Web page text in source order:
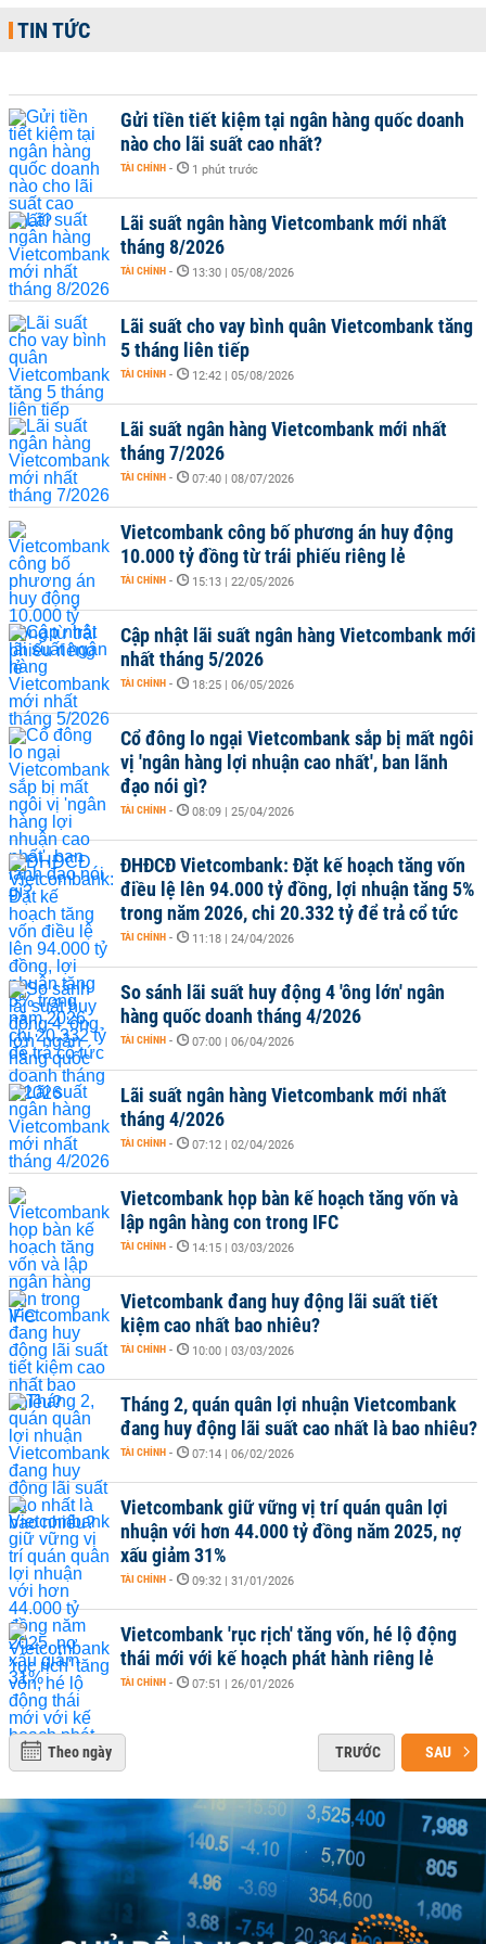
TIN TỨC
Gửi tiền tiết kiệm tại ngân hàng quốc doanh
nào cho lãi suất cao nhất?
TÀI CHÍNH - 1 phút trước
Lãi suất ngân hàng Vietcombank mới nhất
tháng 8/2026
TÀI CHÍNH - 13:30 | 05/08/2026
Lãi suất cho vay bình quân Vietcombank tăng
5 tháng liên tiếp
TÀI CHÍNH - 12:42 | 05/08/2026
Lãi suất ngân hàng Vietcombank mới nhất
tháng 7/2026
TÀI CHÍNH - 07:40 | 08/07/2026
Vietcombank công bố phương án huy động
10.000 tỷ đồng từ trái phiếu riêng lẻ
TÀI CHÍNH - 15:13 | 22/05/2026
Cập nhật lãi suất ngân hàng Vietcombank mới
nhất tháng 5/2026
TÀI CHÍNH - 18:25 | 06/05/2026
Cổ đông lo ngại Vietcombank sắp bị mất ngôi
vị 'ngân hàng lợi nhuận cao nhất', ban lãnh
đạo nói gì?
TÀI CHÍNH - 08:09 | 25/04/2026
ĐHĐCĐ Vietcombank: Đặt kế hoạch tăng vốn
điều lệ lên 94.000 tỷ đồng, lợi nhuận tăng 5%
trong năm 2026, chi 20.332 tỷ để trả cổ tức
TÀI CHÍNH - 11:18 | 24/04/2026
So sánh lãi suất huy động 4 'ông lớn' ngân
hàng quốc doanh tháng 4/2026
TÀI CHÍNH - 07:00 | 06/04/2026
Lãi suất ngân hàng Vietcombank mới nhất
tháng 4/2026
TÀI CHÍNH - 07:12 | 02/04/2026
Vietcombank họp bàn kế hoạch tăng vốn và
lập ngân hàng con trong IFC
TÀI CHÍNH - 14:15 | 03/03/2026
Vietcombank đang huy động lãi suất tiết
kiệm cao nhất bao nhiêu?
TÀI CHÍNH - 10:00 | 03/03/2026
Tháng 2, quán quân lợi nhuận Vietcombank
đang huy động lãi suất cao nhất là bao nhiêu?
TÀI CHÍNH - 07:14 | 06/02/2026
Vietcombank giữ vững vị trí quán quân lợi
nhuận với hơn 44.000 tỷ đồng năm 2025, nợ
xấu giảm 31%
TÀI CHÍNH - 09:32 | 31/01/2026
Vietcombank 'rục rịch' tăng vốn, hé lộ động
thái mới với kế hoạch phát hành riêng lẻ
TÀI CHÍNH - 07:51 | 26/01/2026
Theo ngày TRƯỚC SAU